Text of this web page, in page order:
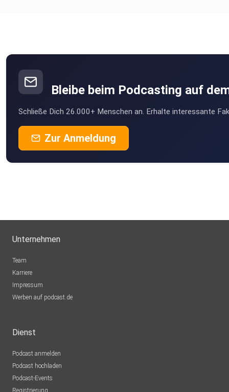
Bleibe beim Podcasting auf
Schließe Dich 26.000+ Menschen an. Erhalte interessante
Zur Anmeldung
Unternehmen
Team
Karriere
Impressum
Werben auf podcast.de
Dienst
Podcast anmelden
Podcast hochladen
Podcast-Events
Registrierung